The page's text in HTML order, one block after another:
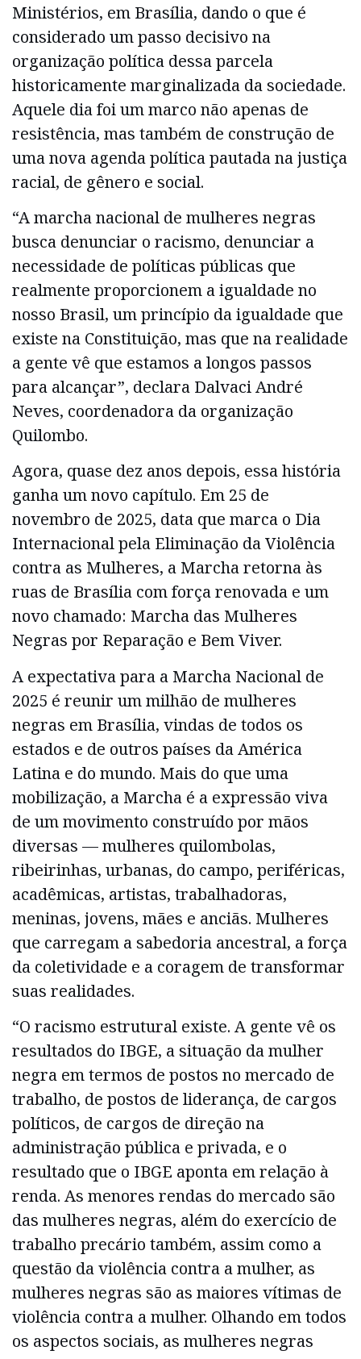
Ministérios, em Brasília, dando o que é
considerado um passo decisivo na
organização política dessa parcela
historicamente marginalizada da sociedade.
Aquele dia foi um marco não apenas de
resistência, mas também de construção de
uma nova agenda política pautada na justiça
racial, de gênero e social.
“A marcha nacional de mulheres negras
busca denunciar o racismo, denunciar a
necessidade de políticas públicas que
realmente proporcionem a igualdade no
nosso Brasil, um princípio da igualdade que
existe na Constituição, mas que na realidade
a gente vê que estamos a longos passos
para alcançar”, declara Dalvaci André
Neves, coordenadora da organização
Quilombo.
Agora, quase dez anos depois, essa história
ganha um novo capítulo. Em 25 de
novembro de 2025, data que marca o Dia
Internacional pela Eliminação da Violência
contra as Mulheres, a Marcha retorna às
ruas de Brasília com força renovada e um
novo chamado: Marcha das Mulheres
Negras por Reparação e Bem Viver.
A expectativa para a Marcha Nacional de
2025 é reunir um milhão de mulheres
negras em Brasília, vindas de todos os
estados e de outros países da América
Latina e do mundo. Mais do que uma
mobilização, a Marcha é a expressão viva
de um movimento construído por mãos
diversas — mulheres quilombolas,
ribeirinhas, urbanas, do campo, periféricas,
acadêmicas, artistas, trabalhadoras,
meninas, jovens, mães e anciãs. Mulheres
que carregam a sabedoria ancestral, a força
da coletividade e a coragem de transformar
suas realidades.
“O racismo estrutural existe. A gente vê os
resultados do IBGE, a situação da mulher
negra em termos de postos no mercado de
trabalho, de postos de liderança, de cargos
políticos, de cargos de direção na
administração pública e privada, e o
resultado que o IBGE aponta em relação à
renda. As menores rendas do mercado são
das mulheres negras, além do exercício de
trabalho precário também, assim como a
questão da violência contra a mulher, as
mulheres negras são as maiores vítimas de
violência contra a mulher. Olhando em todos
os aspectos sociais, as mulheres negras